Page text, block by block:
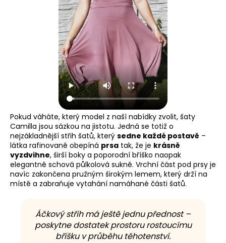
Pokud váháte, který model z naší nabídky zvolit, šaty
Camilla jsou sázkou na jistotu. Jedná se totiž o
nejzákladnější střih šatů, který sedne každé postavě –
látka rafinovaně obepíná prsa tak, že je krásně
vyzdvihne, širší boky a poporodní bříško naopak
elegantně schová půlkolová sukně. Vrchní část pod prsy je
navíc zakončena pružným širokým lemem, který drží na
místě a zabraňuje vytahání namáhané části šatů.
Áčkový střih má ještě jednu přednost –
poskytne dostatek prostoru rostoucímu
bříšku v průběhu těhotenství.